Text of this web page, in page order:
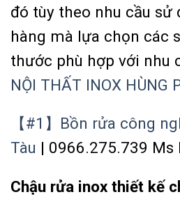
đó tùy theo nhu cầu sử
hàng mà lựa chọn các
thước phù hợp với nhu
NỘI THẤT INOX HÙNG
【#1】Bồn rửa công
Tàu | 0966.275.739 Ms
Chậu rửa inox thiết kế